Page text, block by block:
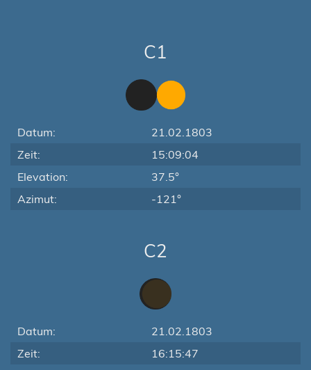
C1
Datum:
21.02.1803
Zeit:
15:09:04
Elevation:
37.5°
Azimut:
-121°
C2
Datum:
21.02.1803
Zeit:
16:15:47